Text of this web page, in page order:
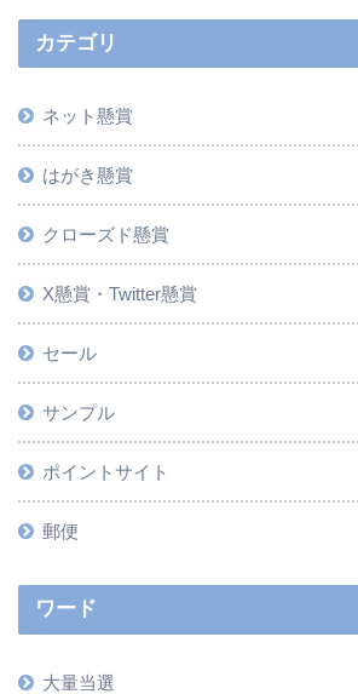
カテゴリ
ネット懸賞
はがき懸賞
クローズド懸賞
X懸賞・Twitter懸賞
セール
サンプル
ポイントサイト
郵便
ワード
大量当選